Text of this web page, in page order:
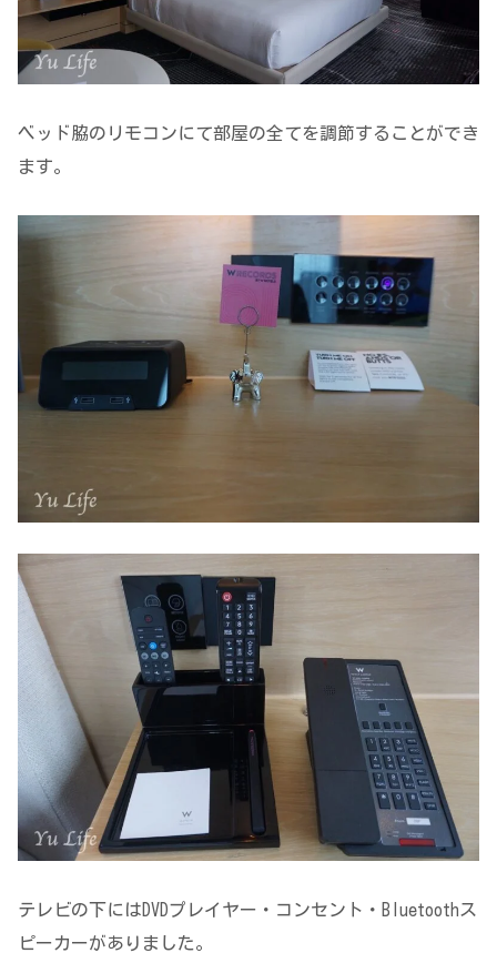
ベッド脇のリモコンにて部屋の全てを調節することができ
ます。
テレビの下にはDVDプレイヤー・コンセント・Bluetoothス
ピーカーがありました。